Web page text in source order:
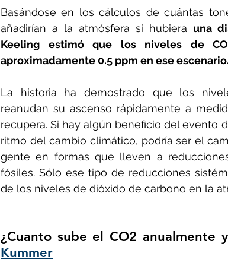
Basándose en los cálculos de cuántas
añadirían a la atmósfera si hubiera una
Keeling estimó que los niveles de
aproximadamente 0.5 ppm en ese escenario.
La historia ha demostrado que los
reanudan su ascenso rápidamente a
recupera. Si hay algún beneficio del evento
ritmo del cambio climático, podría ser el
gente en formas que lleven a
fósiles. Sólo ese tipo de reducciones
de los niveles de dióxido de carbono en la
¿Cuanto sube el CO2 anualmente
Kummer